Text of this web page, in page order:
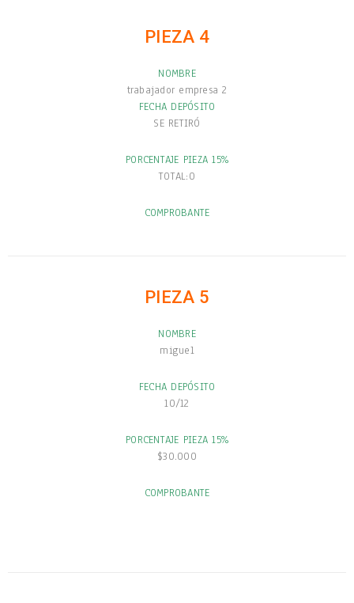
PIEZA 4
NOMBRE
trabajador empresa 2
FECHA DEPÓSITO
SE RETIRÓ
PORCENTAJE PIEZA 15%
TOTAL:0
COMPROBANTE
PIEZA 5
NOMBRE
miguel
FECHA DEPÓSITO
10/12
PORCENTAJE PIEZA 15%
$30.000
COMPROBANTE